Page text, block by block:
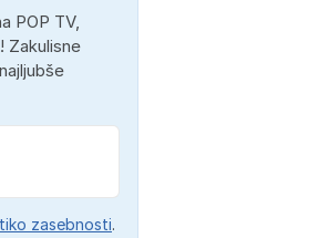
POP TV,
Zakulisne
zasebnosti.